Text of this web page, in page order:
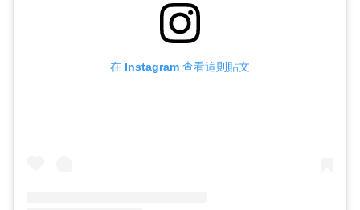
在 Instagram 查看這則貼文